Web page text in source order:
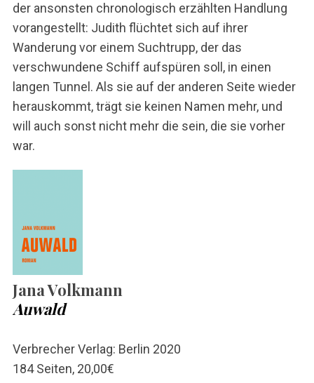
der ansonsten chronologisch erzählten Handlung
vorangestellt: Judith flüchtet sich auf ihrer
Wanderung vor einem Suchtrupp, der das
verschwundene Schiff aufspüren soll, in einen
langen Tunnel. Als sie auf der anderen Seite wieder
herauskommt, trägt sie keinen Namen mehr, und
will auch sonst nicht mehr die sein, die sie vorher
war.
Jana Volkmann
Auwald
Verbrecher Verlag: Berlin 2020
184 Seiten, 20,00€